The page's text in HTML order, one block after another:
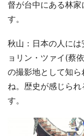
督が台中にある林
す。
秋山：日本の人に
ョリン・ツァイ(蔡
の撮影地として知
ね。歴史が感じら
す。